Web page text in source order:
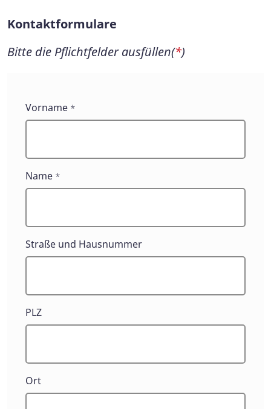
Kontaktformulare
Bitte die Pflichtfelder ausfüllen(*)
Kontaktformulare
Vorname *
Name *
Straße und Hausnummer
PLZ
Ort